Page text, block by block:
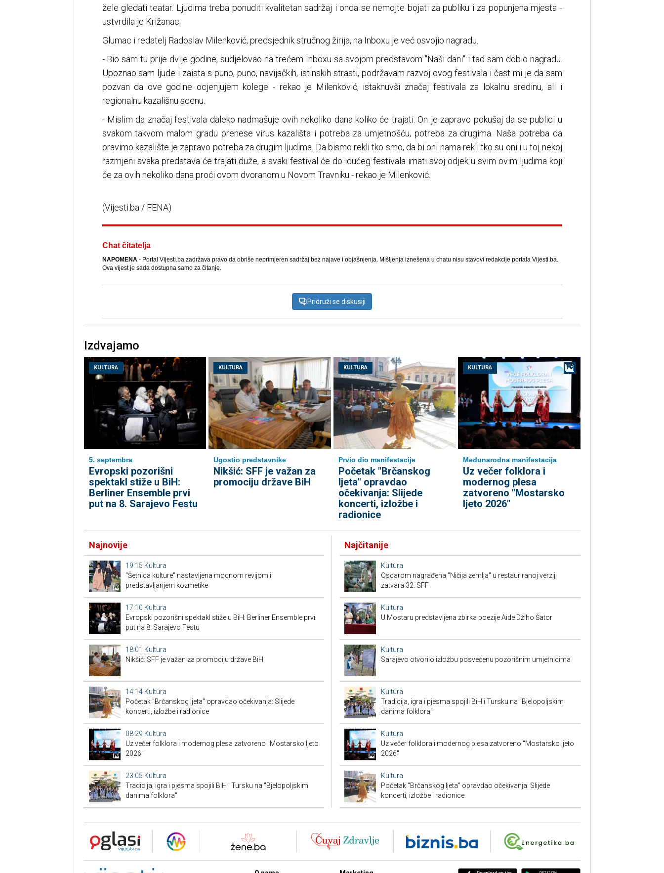
žele gledati teatar. Ljudima treba ponuditi kvalitetan sadržaj i onda se nemojte bojati za publiku i za popunjena mjesta -
ustvrdila je Križanac.
Glumac i redatelj Radoslav Milenković, predsjednik stručnog žirija, na Inboxu je već osvojio nagradu.
- Bio sam tu prije dvije godine, sudjelovao na trećem Inboxu sa svojom predstavom "Naši dani" i tad sam dobio nagradu.
Upoznao sam ljude i zaista s puno, puno, navijačkih, istinskih strasti, podržavam razvoj ovog festivala i čast mi je da sam
pozvan da ove godine ocjenjujem kolege - rekao je Milenković, istaknuvši značaj festivala za lokalnu sredinu, ali i
regionalnu kazališnu scenu.
- Mislim da značaj festivala daleko nadmašuje ovih nekoliko dana koliko će trajati. On je zapravo pokušaj da se publici u
svakom takvom malom gradu prenese virus kazališta i potreba za umjetnošću, potreba za drugima. Naša potreba da
pravimo kazalište je zapravo potreba za drugim ljudima. Da bismo rekli tko smo, da bi oni nama rekli tko su oni i u toj nekoj
razmjeni svaka predstava će trajati duže, a svaki festival će do idućeg festivala imati svoj odjek u svim ovim ljudima koji
će za ovih nekoliko dana proći ovom dvoranom u Novom Travniku - rekao je Milenković.
(Vijesti.ba / FENA)
Chat čitatelja
NAPOMENA- Portal Vijesti.ba zadržava pravo da obriše neprimjeren sadržaj bez najave i objašnjenja. Mišljenja iznešena u chatu nisu stavovi redakcije portala Vijesti.ba.
Ova vijest je sada dostupna samo za čitanje.
Pridruži se diskusiji
Izdvajamo
KULTURA
5. septembra
Evropski pozorišni
spektakl stiže u BiH:
Berliner Ensemble prvi
put na 8. Sarajevo Festu
KULTURA
Ugostio predstavnike
Nikšić: SFF je važan za
promociju države BiH
KULTURA
Prvio dio manifestacije
Početak "Brčanskog
ljeta" opravdao
očekivanja: Slijede
koncerti, izložbe i
radionice
KULTURA
Međunarodna manifestacija
Uz večer folklora i
modernog plesa
zatvoreno "Mostarsko
ljeto 2026"
Najnovije
19:15 Kultura
"Šetnica kulture" nastavljena modnom revijom i
predstavljanjem kozmetike
17:10 Kultura
Evropski pozorišni spektakl stiže u BiH: Berliner Ensemble prvi
put na 8. Sarajevo Festu
18:01 Kultura
Nikšić: SFF je važan za promociju države BiH
14:14 Kultura
Početak "Brčanskog ljeta" opravdao očekivanja: Slijede
koncerti, izložbe i radionice
08:29 Kultura
Uz večer folklora i modernog plesa zatvoreno "Mostarsko ljeto
2026"
23:05 Kultura
Tradicija, igra i pjesma spojili BiH i Tursku na "Bjelopoljskim
danima folklora"
Najčitanije
Kultura
Oscarom nagrađena "Ničija zemlja" u restauriranoj verziji
zatvara 32. SFF
Kultura
U Mostaru predstavljena zbirka poezije Aide Džiho Šator
Kultura
Sarajevo otvorilo izložbu posvećenu pozorišnim umjetnicima
Kultura
Tradicija, igra i pjesma spojili BiH i Tursku na "Bjelopoljskim
danima folklora"
Kultura
Uz večer folklora i modernog plesa zatvoreno "Mostarsko ljeto
2026"
Kultura
Početak "Brčanskog ljeta" opravdao očekivanja: Slijede
koncerti, izložbe i radionice